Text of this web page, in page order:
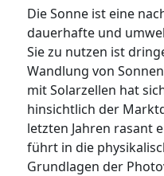
Die Sonne ist eine
dauerhafte und
Sie zu nutzen ist
Wandlung von
mit Solarzellen hat
hinsichtlich der
letzten Jahren rasant
führt in die
Grundlagen der